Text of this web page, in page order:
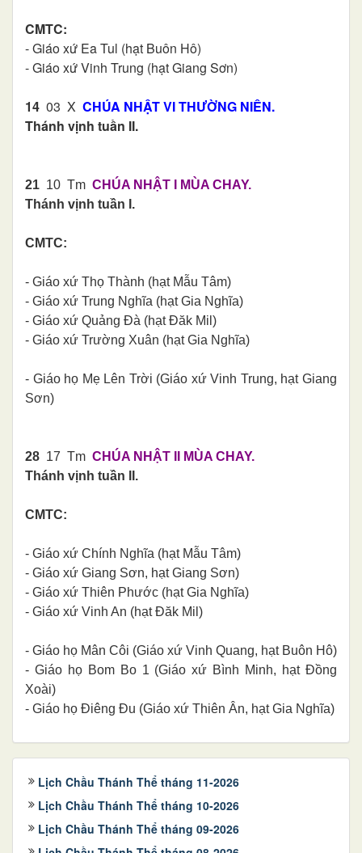
CMTC:
- Giáo xứ Ea Tul (hạt Buôn Hô)
- Giáo xứ Vinh Trung (hạt Giang Sơn)
14 03 X CHÚA NHẬT VI THƯỜNG NIÊN.
Thánh vịnh tuần II.
21 10 Tm CHÚA NHẬT I MÙA CHAY.
Thánh vịnh tuần I.
CMTC:
- Giáo xứ Thọ Thành (hạt Mẫu Tâm)
- Giáo xứ Trung Nghĩa (hạt Gia Nghĩa)
- Giáo xứ Quảng Đà (hạt Đăk Mil)
- Giáo xứ Trường Xuân (hạt Gia Nghĩa)
- Giáo họ Mẹ Lên Trời (Giáo xứ Vinh Trung, hạt Giang
Sơn)
28 17 Tm CHÚA NHẬT II MÙA CHAY.
Thánh vịnh tuần II.
CMTC:
- Giáo xứ Chính Nghĩa (hạt Mẫu Tâm)
- Giáo xứ Giang Sơn, hạt Giang Sơn)
- Giáo xứ Thiên Phước (hạt Gia Nghĩa)
- Giáo xứ Vinh An (hạt Đăk Mil)
- Giáo họ Mân Côi (Giáo xứ Vinh Quang, hạt Buôn Hô)
- Giáo họ Bom Bo 1 (Giáo xứ Bình Minh, hạt Đồng
Xoài)
- Giáo họ Điêng Đu (Giáo xứ Thiên Ân, hạt Gia Nghĩa)
Lịch Chầu Thánh Thể tháng 11-2026
Lịch Chầu Thánh Thể tháng 10-2026
Lịch Chầu Thánh Thể tháng 09-2026